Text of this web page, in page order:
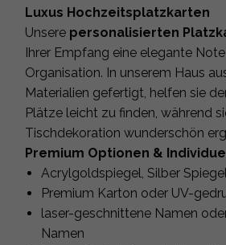
Luxus Hochzeitsplatzkarten
Unsere personalisierten
Ihrer Empfang eine elegante
Organisation. In unserem Haus
Materialien gefertigt, helfen sie
Plätze leicht zu finden, während
Tischdekoration wunderschön
Premium Optionen &
Acrylgoldspiegel, Silber
Premium Karton oder UV-
laser-geschnittene Namen
Namen